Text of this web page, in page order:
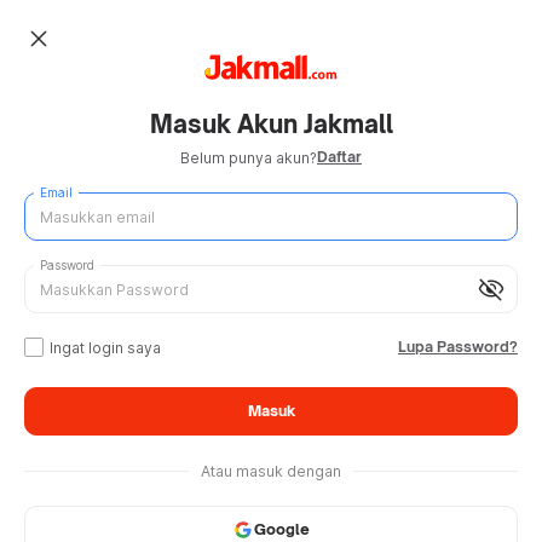
close
Masuk Akun Jakmall
Belum punya akun?Daftar
Email
visibility_off
Password
Ingat login saya Lupa Password?
Masuk
Atau masuk dengan
Google